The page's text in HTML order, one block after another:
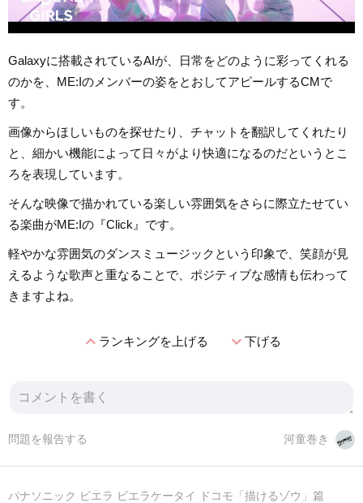
Galaxyに搭載されているAIが、日常をどのように彩ってくれる
のかを、ME:Iのメンバーの姿をとおしてアピールするCMで
す。
画像からほしいものを探せたり、チャットを翻訳してくれたり
と、細かい機能によって日々がより快適になるのだというとこ
ろを表現しています。
そんな映像で描かれている楽しい雰囲気をさらに際立たせてい
る楽曲がME:Iの『Click』です。
軽やかな雰囲気のダンスミュージックという印象で、笑顔が見
えるような歌声と重なることで、ポジティブな感情も伝わって
きますよね。
expand_lessランキングを上げる expand_more下げる
河童巻き
問題を報告する
パナソニック ビエラ ビエラケータイ ドコモ「描けるゾウ」篇